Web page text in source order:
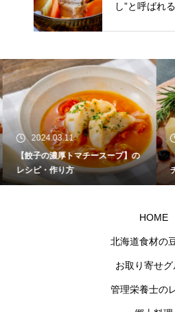
し”と呼ばれ
2024.03.11
【餃子の濃厚トマチースープ】の
レシピ・作り方
HOME
北海道食材の
お取り寄せグ
管理栄養士の